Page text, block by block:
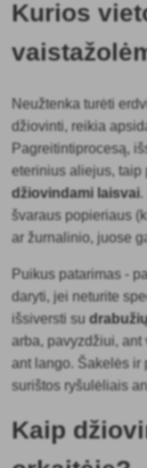
Kurios
Neužtenka turėti
džiovinti, reikia
Pagreitintiprocesą,
eterinius aliejus, taip
džiovindami laisvai.
švaraus popieriaus
ar žurnalinio, juose
Puikus patarimas -
daryti, jei neturite
išsiversti su
arba, pavyzdžiui,
ant lango. Šakelės ir
surištos ryšulėliais
Kaip